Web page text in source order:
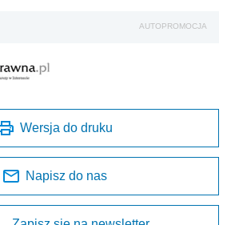
AUTOPROMOCJA
Wersja do druku
Napisz do nas